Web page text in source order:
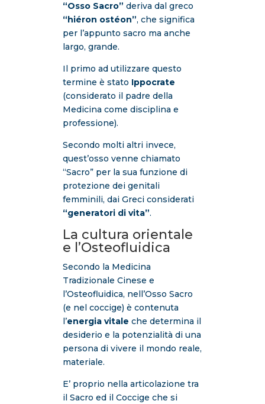
“Osso Sacro” deriva dal greco
“hiéron ostéon”, che significa
per l’appunto sacro ma anche
largo, grande.
Il primo ad utilizzare questo
termine è stato Ippocrate
(considerato il padre della
Medicina come disciplina e
professione).
Secondo molti altri invece,
quest’osso venne chiamato
“Sacro” per la sua funzione di
protezione dei genitali
femminili, dai Greci considerati
“generatori di vita”.
La cultura orientale
e l’Osteofluidica
Secondo la Medicina
Tradizionale Cinese e
l’Osteofluidica, nell’Osso Sacro
(e nel coccige) è contenuta
l’energia vitale che determina il
desiderio e la potenzialità di una
persona di vivere il mondo reale,
materiale.
E’ proprio nella articolazione tra
il Sacro ed il Coccige che si